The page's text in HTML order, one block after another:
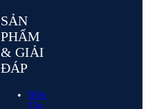
SẢN
PHẨM
& GIẢI
ĐÁP
Biến
Tần